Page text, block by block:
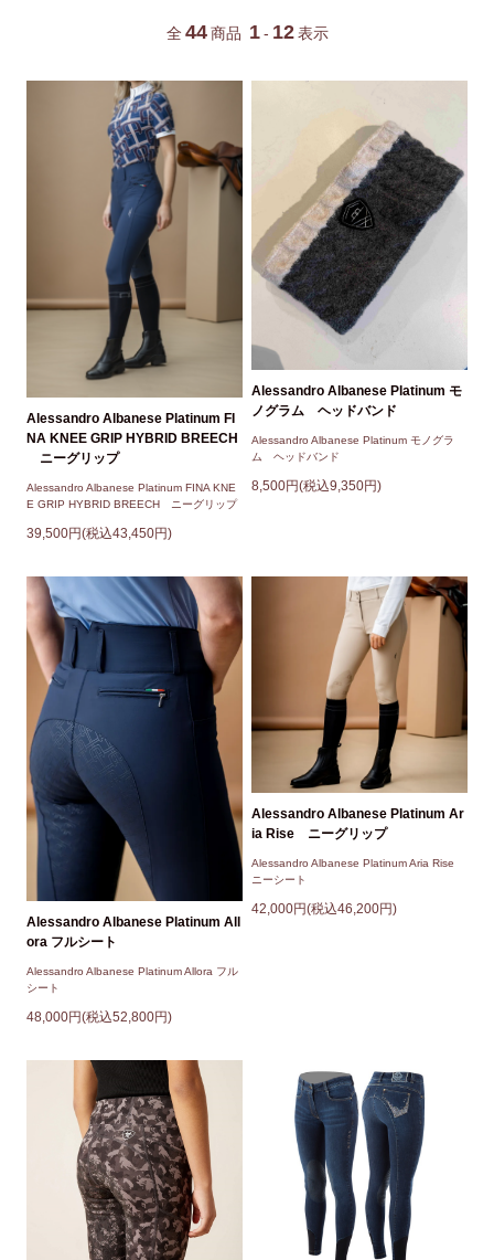
全 44 商品 1 - 12 表示
Alessandro Albanese Platinum FI
NA KNEE GRIP HYBRID BREECH
ニーグリップ
Alessandro Albanese Platinum FINA KNE
E GRIP HYBRID BREECH ニーグリップ
39,500円(税込43,450円)
Alessandro Albanese Platinum モ
ノグラム ヘッドバンド
Alessandro Albanese Platinum モノグラ
ム ヘッドバンド
8,500円(税込9,350円)
Alessandro Albanese Platinum All
ora フルシート
Alessandro Albanese Platinum Allora フル
シート
48,000円(税込52,800円)
Alessandro Albanese Platinum Ar
ia Rise ニーグリップ
Alessandro Albanese Platinum Aria Rise
ニーシート
42,000円(税込46,200円)